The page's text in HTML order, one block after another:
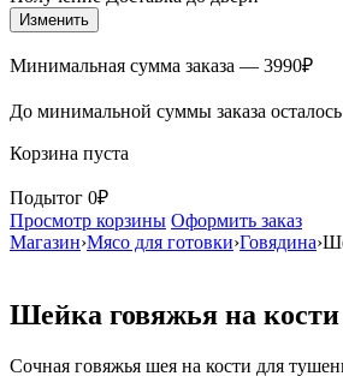
Изменить
Минимальная сумма заказа — 3990₽
До минимальной суммы заказа осталось
Корзина пуста
Подытог 0₽
Просмотр корзины Оформить заказ
Магазин›Мясо для готовки›Говядина›
Шейка говяжья на кости
Сочная говяжья шея на кости для